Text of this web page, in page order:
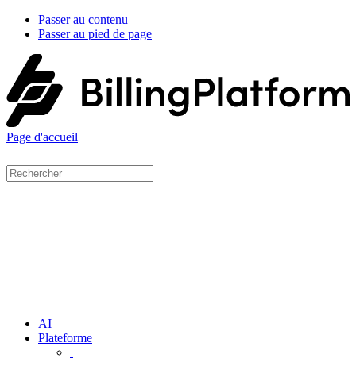
Passer au contenu
Passer au pied de page
Page d'accueil
AI
Plateforme